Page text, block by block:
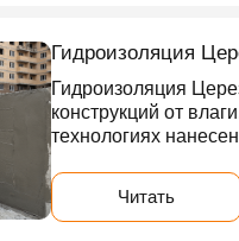
Гидроизоляция
Гидроизоляция
конструкций от
технологиях
Читать